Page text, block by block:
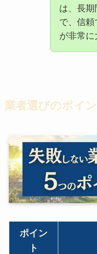
は、長
で、信頼
が非常に
業者選びのポイ
ポイン
ト